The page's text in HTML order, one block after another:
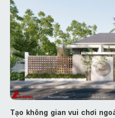
Tạo không gian vui chơi